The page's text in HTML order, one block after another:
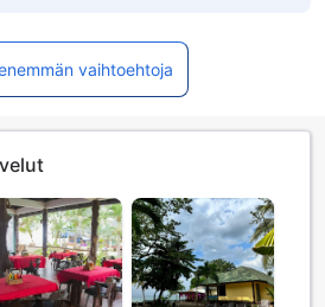
vaihtoehtoja